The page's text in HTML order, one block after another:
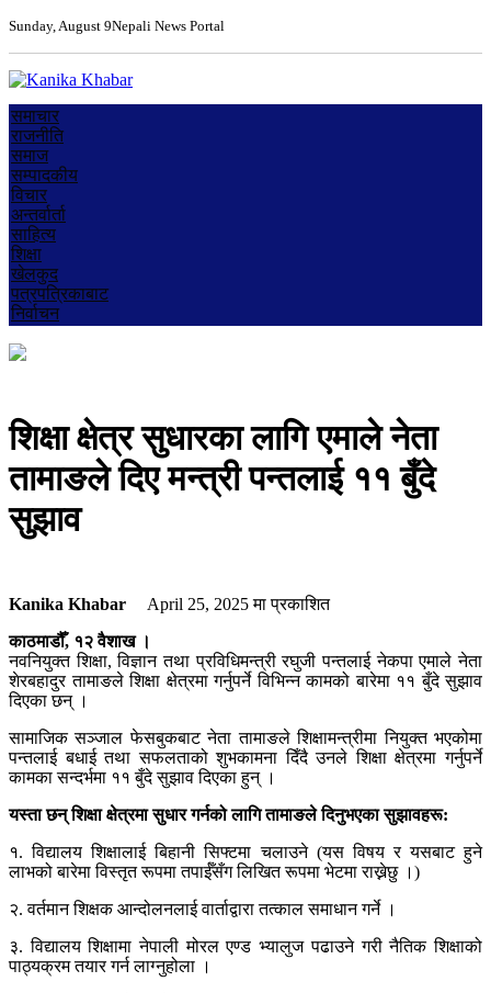
Sunday, August 9Nepali News Portal
समाचार
राजनीति
समाज
सम्पादकीय
विचार
अन्तर्वार्ता
साहित्य
शिक्षा
खेलकुद
पत्रपत्रिकाबाट
निर्वाचन
शिक्षा क्षेत्र सुधारका लागि एमाले नेता
तामाङले दिए मन्त्री पन्तलाई ११ बुँदे
सुझाव
Kanika Khabar April 25, 2025मा प्रकाशित
काठमाडौँ, १२ वैशाख ।
नवनियुक्त शिक्षा, विज्ञान तथा प्रविधिमन्त्री रघुजी पन्तलाई नेकपा एमाले नेता
शेरबहादुर तामाङले शिक्षा क्षेत्रमा गर्नुपर्ने विभिन्न कामको बारेमा ११ बुँदे सुझाव
दिएका छन् ।
सामाजिक सञ्जाल फेसबुकबाट नेता तामाङले शिक्षामन्त्रीमा नियुक्त भएकोमा
पन्तलाई बधाई तथा सफलताको शुभकामना दिँदै उनले शिक्षा क्षेत्रमा गर्नुपर्ने
कामका सन्दर्भमा ११ बुँदे सुझाव दिएका हुन् ।
यस्ता छन् शिक्षा क्षेत्रमा सुधार गर्नको लागि तामाङले दिनुभएका सुझावहरू:
१. विद्यालय शिक्षालाई बिहानी सिफ्टमा चलाउने (यस विषय र यसबाट हुने
लाभको बारेमा विस्तृत रूपमा तपाईँसँग लिखित रूपमा भेटमा राख्नेछु ।)
२. वर्तमान शिक्षक आन्दोलनलाई वार्ताद्वारा तत्काल समाधान गर्ने ।
३. विद्यालय शिक्षामा नेपाली मोरल एण्ड भ्यालुज पढाउने गरी नैतिक शिक्षाको
पाठ्यक्रम तयार गर्न लाग्नुहोला ।